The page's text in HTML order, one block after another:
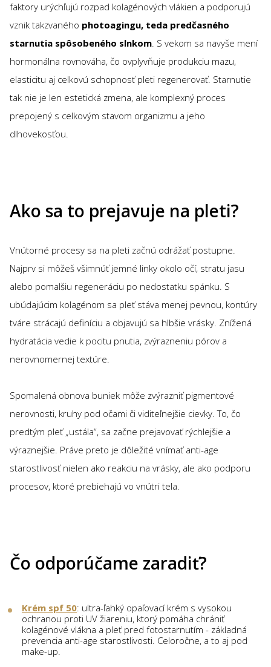
faktory urýchľujú rozpad kolagénových vlákien a podporujú
vznik takzvaného photoagingu, teda predčasného
starnutia spôsobeného slnkom. S vekom sa navyše mení
hormonálna rovnováha, čo ovplyvňuje produkciu mazu,
elasticitu aj celkovú schopnosť pleti regenerovať. Starnutie
tak nie je len estetická zmena, ale komplexný proces
prepojený s celkovým stavom organizmu a jeho
dlhovekosťou.
Ako sa to prejavuje na pleti?
Vnútorné procesy sa na pleti začnú odrážať postupne.
Najprv si môžeš všimnúť jemné linky okolo očí, stratu jasu
alebo pomalšiu regeneráciu po nedostatku spánku. S
ubúdajúcim kolagénom sa pleť stáva menej pevnou, kontúry
tváre strácajú definíciu a objavujú sa hlbšie vrásky. Znížená
hydratácia vedie k pocitu pnutia, zvýrazneniu pórov a
nerovnomernej textúre.
Spomalená obnova buniek môže zvýrazniť pigmentové
nerovnosti, kruhy pod očami či viditeľnejšie cievky. To, čo
predtým pleť „ustála“, sa začne prejavovať rýchlejšie a
výraznejšie. Práve preto je dôležité vnímať anti-age
starostlivosť nielen ako reakciu na vrásky, ale ako podporu
procesov, ktoré prebiehajú vo vnútri tela.
Čo odporúčame zaradiť?
Krém spf 50: ultra-ľahký opaľovací krém s vysokou
ochranou proti UV žiareniu, ktorý pomáha chrániť
kolagénové vlákna a pleť pred fotostarnutím - základná
prevencia anti-age starostlivosti. Celoročne, a to aj pod
make-up.